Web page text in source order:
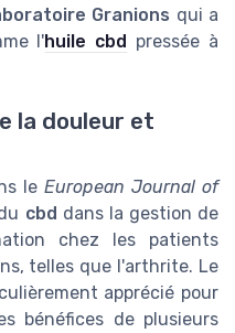
Granions qui a
l'huile cbd pressée à
la douleur et
le European Journal of
cbd dans la gestion de
chez les patients
telles que l'arthrite. Le
apprécié pour
bénéfices de plusieurs